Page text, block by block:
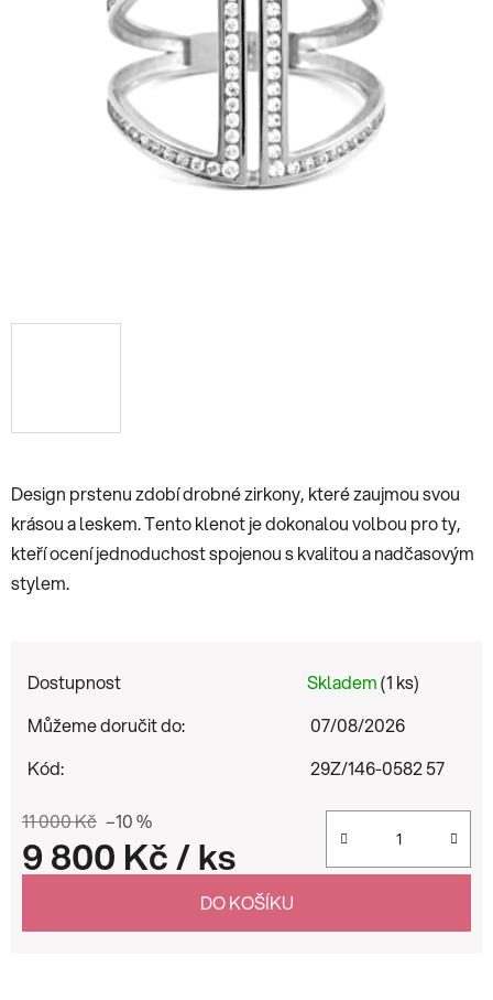
Design prstenu zdobí drobné zirkony, které zaujmou svou
krásou a leskem. Tento klenot je dokonalou volbou pro ty,
kteří ocení jednoduchost spojenou s kvalitou a nadčasovým
stylem.
Dostupnost Skladem(1 ks)
Můžeme doručit do:
07/08/2026
Kód:
29Z/146-0582 57
11 000 Kč –10 %
9 800 Kč/ ks
DO KOŠÍKU